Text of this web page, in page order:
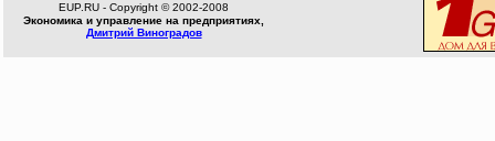
EUP.RU - Copyright © 2002-2008
Экономика и управление на предприятиях,
Дмитрий Виноградов